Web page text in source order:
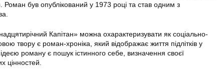
був опублікований у 1973 році та став одним з
Капітан» можна охарактеризувати як соціально-
твору є роман-хроніка, який відображає життя підлітків у
роману є пошук істинного себе, визначення своєї
цінностей.